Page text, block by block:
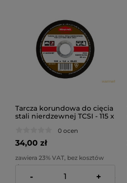
Tarcza korundowa do cięcia
stali nierdzewnej TCSI - 115 x
0 ocen
34,00 zł
zawiera 23% VAT, bez kosztów
dostawy
Cena netto:
27,64 zł
- +